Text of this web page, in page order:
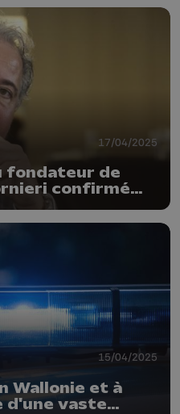
17/04/2025
fondateur de
confirmé
15/04/2025
Wallonie et à
d'une vaste